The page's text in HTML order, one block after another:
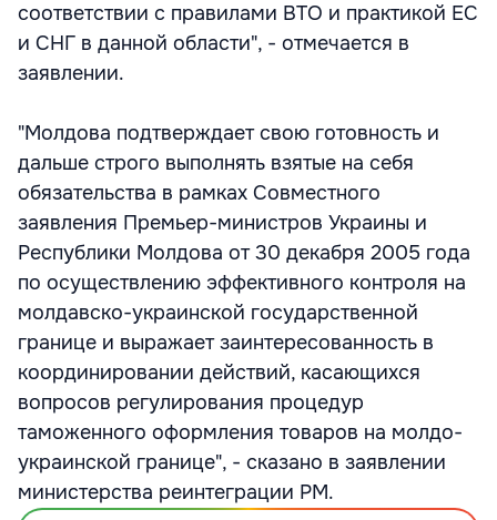
соответствии с правилами ВТО и практикой ЕС
и СНГ в данной области", - отмечается в
заявлении.
"Молдова подтверждает свою готовность и
дальше строго выполнять взятые на себя
обязательства в рамках Совместного
заявления Премьер-министров Украины и
Республики Молдова от 30 декабря 2005 года
по осуществлению эффективного контроля на
молдавско-украинской государственной
границе и выражает заинтересованность в
координировании действий, касающихся
вопросов регулирования процедур
таможенного оформления товаров на молдо-
украинской границе", - сказано в заявлении
министерства реинтеграции РМ.